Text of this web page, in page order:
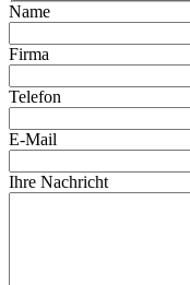
Name
Firma
Telefon
E-Mail
Ihre Nachricht